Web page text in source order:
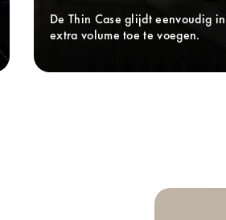
De Thin Case glijdt eenvoudig
extra volume toe te voegen.